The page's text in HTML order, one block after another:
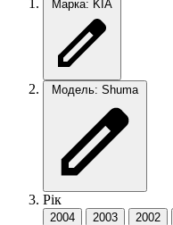
Марка: KIA
Модель: Shuma
Рік
2004 2003 2002